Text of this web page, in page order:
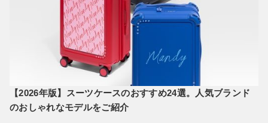
【2026年版】スーツケースのおすすめ24選。人気ブランド
のおしゃれなモデルをご紹介